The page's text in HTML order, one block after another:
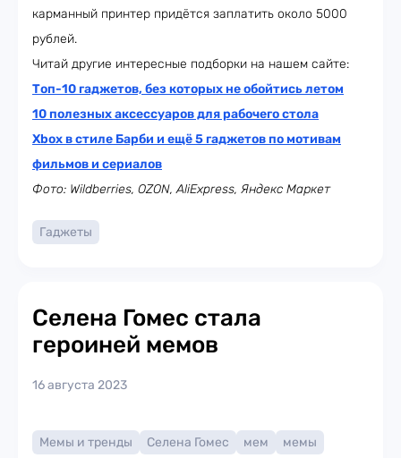
карманный принтер придётся заплатить около 5000
рублей.
Читай другие интересные подборки на нашем сайте:
Топ-10 гаджетов, без которых не обойтись летом
10 полезных аксессуаров для рабочего стола
Xbox в стиле Барби и ещё 5 гаджетов по мотивам
фильмов и сериалов
Фото: Wildberries, OZON, AliExpress, Яндекс Маркет
Гаджеты
Селена Гомес стала
героиней мемов
16 августа 2023
Мемы и тренды Селена Гомес мем
мемы